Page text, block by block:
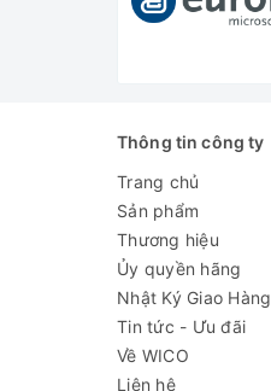
Thông tin công ty
Trang chủ
Sản phẩm
Thương hiệu
Ủy quyền hãng
Nhật Ký Giao Hàng
Tin tức - Ưu đãi
Về WICO
Liên hệ